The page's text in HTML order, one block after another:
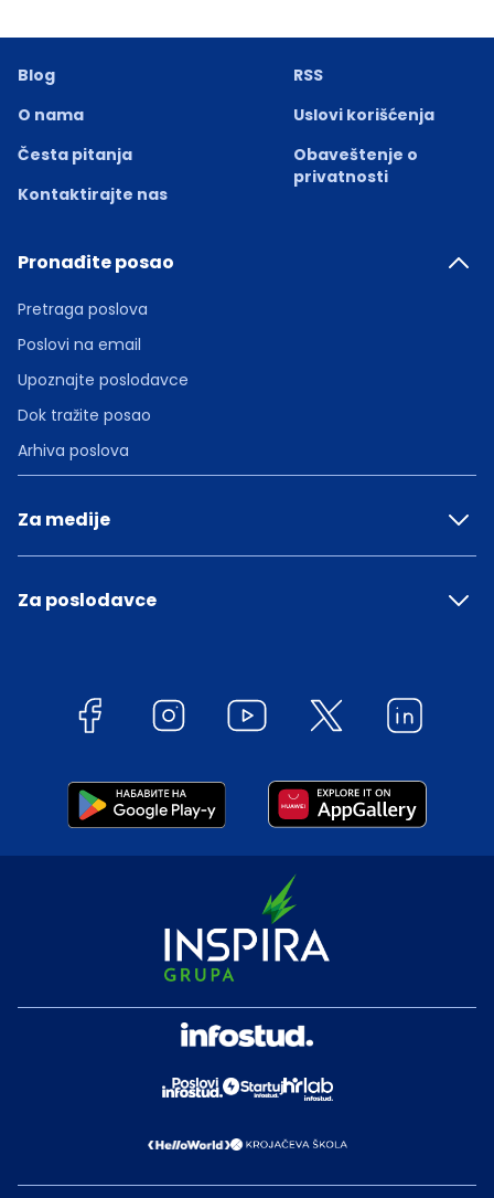
Blog
O nama
Česta pitanja
Kontaktirajte nas
RSS
Uslovi korišćenja
Obaveštenje o
privatnosti
Pronađite posao
Pretraga poslova
Poslovi na email
Upoznajte poslodavce
Dok tražite posao
Arhiva poslova
Za medije
Za poslodavce